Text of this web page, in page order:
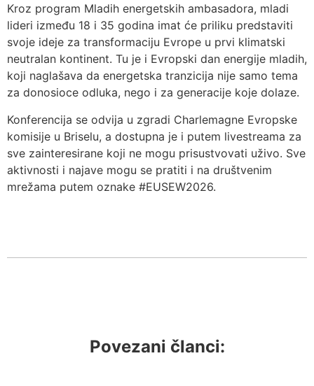
Kroz program Mladih energetskih ambasadora, mladi
lideri između 18 i 35 godina imat će priliku predstaviti
svoje ideje za transformaciju Evrope u prvi klimatski
neutralan kontinent. Tu je i Evropski dan energije mladih,
koji naglašava da energetska tranzicija nije samo tema
za donosioce odluka, nego i za generacije koje dolaze.
Konferencija se odvija u zgradi Charlemagne Evropske
komisije u Briselu, a dostupna je i putem livestreama za
sve zainteresirane koji ne mogu prisustvovati uživo. Sve
aktivnosti i najave mogu se pratiti i na društvenim
mrežama putem oznake #EUSEW2026.
Povezani članci: